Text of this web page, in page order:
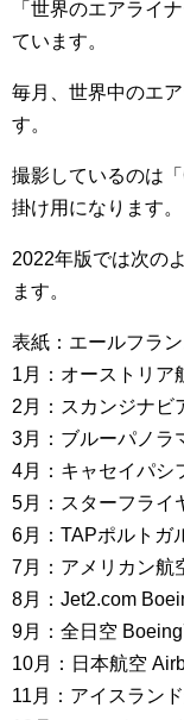
「世界のエアライ
ています。
毎月、世界中のエ
す。
撮影しているのは
掛け用になります。
2022年版では次の
ます。
表紙：エールフラ
1月：オーストリア
2月：スカンジナビ
3月：ブルーパノラ
4月：キャセイパシ
5月：スターフライ
6月：TAPポルトガ
7月：アメリカン航
8月：Jet2.com
9月：全日空
10月：日本航空
11月：アイスラン